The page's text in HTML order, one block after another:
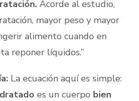
Acorde al estudio,
mayor peso y mayor
alimento cuando en
reponer líquidos.”
La ecuación aquí es simple:
es un cuerpo bien